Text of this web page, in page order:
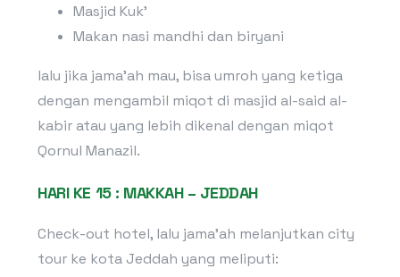
Masjid Kuk’
Makan nasi mandhi dan biryani
lalu jika jama’ah mau, bisa umroh yang ketiga
dengan mengambil miqot di masjid al-said al-
kabir atau yang lebih dikenal dengan miqot
Qornul Manazil.
HARI KE 15 : MAKKAH – JEDDAH
Check-out hotel, lalu jama’ah melanjutkan city
tour ke kota Jeddah yang meliputi: